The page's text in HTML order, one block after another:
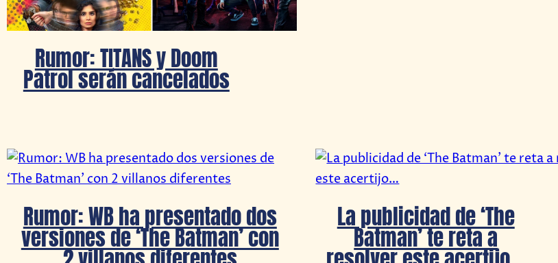
Rumor: TITANS y Doom
Patrol serán cancelados
Rumor: WB ha presentado dos
versiones de ‘The Batman’ con
La publicidad de ‘The
Batman’ te reta a